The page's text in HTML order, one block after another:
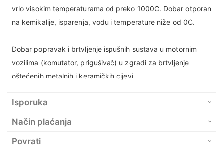
vrlo visokim temperaturama od preko 1000C. Dobar otporan
na kemikalije, isparenja, vodu i temperature niže od 0C.
Dobar popravak i brtvljenje ispušnih sustava u motornim
vozilima (komutator, prigušivač) u zgradi za brtvljenje
oštećenih metalnih i keramičkih cijevi
Isporuka
Način plaćanja
Povrati